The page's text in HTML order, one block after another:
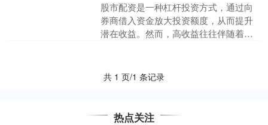
股市配资是一种杠杆投资方式，通过向
券商借入资金放大投资额度，从而提升
潜在收益。然而，高收益往往伴随着高
共 1 页/1 条记录
热点关注